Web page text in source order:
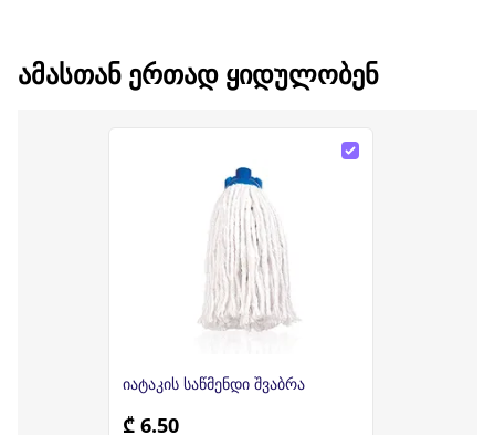
ᲐᲛᲐᲡᲗᲐᲜ ᲔᲠᲗᲐᲓ ᲧᲘᲓᲣᲚᲝᲑᲔᲜ
იატაკის საწმენდი შვაბრა
₾ 6.50